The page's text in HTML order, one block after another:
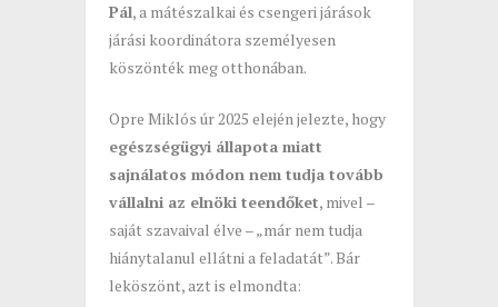
Pál, a mátészalkai és csengeri járások
járási koordinátora személyesen
köszönték meg otthonában.
Opre Miklós úr 2025 elején jelezte, hogy
egészségügyi állapota miatt
sajnálatos módon nem tudja tovább
vállalni az elnöki teendőket, mivel –
saját szavaival élve – „már nem tudja
hiánytalanul ellátni a feladatát”. Bár
leköszönt, azt is elmondta: